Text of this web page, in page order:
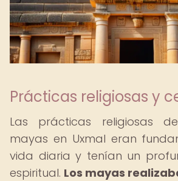
Prácticas religiosas y
Las prácticas religiosas
mayas en Uxmal eran
vida diaria y tenían un
espiritual. Los mayas